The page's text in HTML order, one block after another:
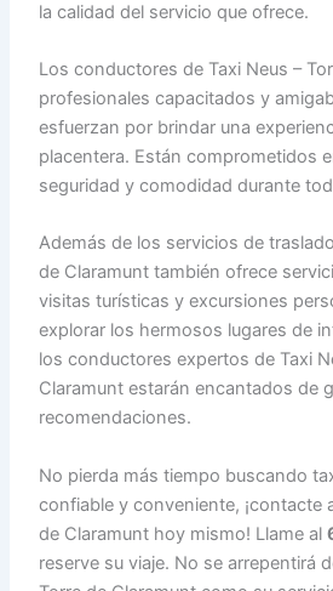
la calidad del servicio que ofrece.
Los conductores de Taxi Neus –
profesionales capacitados y
esfuerzan por brindar una
placentera. Están comprometidos
seguridad y comodidad durante
Además de los servicios de
de Claramunt también ofrece
visitas turísticas y excursiones
explorar los hermosos lugares de
los conductores expertos de Taxi
Claramunt estarán encantados de
recomendaciones.
No pierda más tiempo buscando
confiable y conveniente, ¡contacte
de Claramunt hoy mismo! Llame al
reserve su viaje. No se arrepentirá